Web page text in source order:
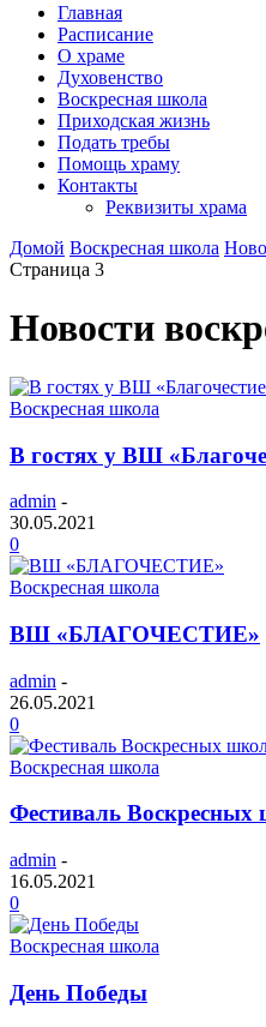
Главная
Расписание
О храме
Духовенство
Воскресная школа
Приходская жизнь
Подать требы
Помощь храму
Контакты
Реквизиты храма
Домой Воскресная школа
Страница 3
Новости
Воскресная школа
В гостях у ВШ
admin -
30.05.2021
0
Воскресная школа
ВШ «БЛАГОЧЕСТИЕ»
admin -
26.05.2021
0
Воскресная школа
Фестиваль Воскресных
admin -
16.05.2021
0
Воскресная школа
День Победы